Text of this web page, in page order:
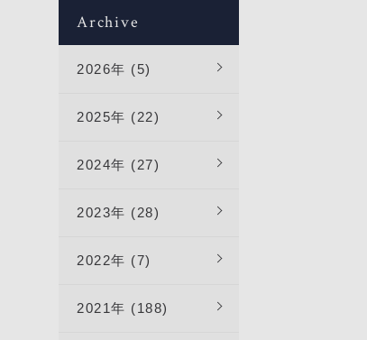
Archive
2026年 (5)
2025年 (22)
2024年 (27)
2023年 (28)
2022年 (7)
2021年 (188)